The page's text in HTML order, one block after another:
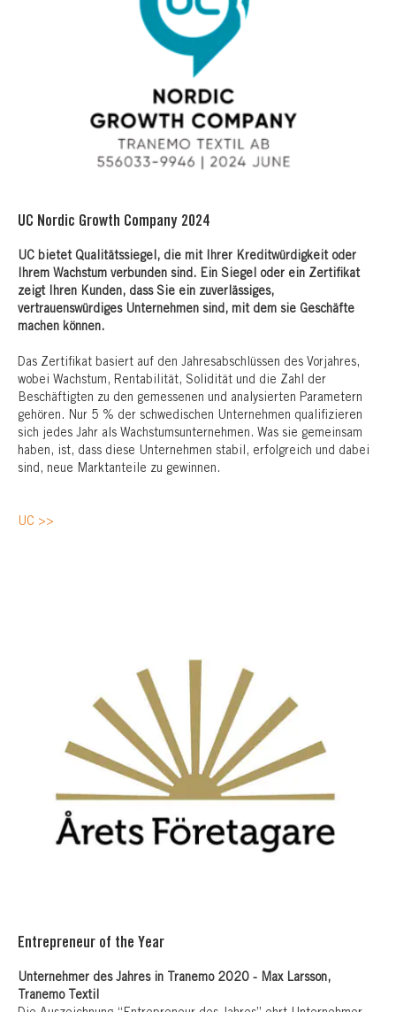
UC Nordic Growth Company 2024
UC bietet Qualitätssiegel, die mit Ihrer Kreditwürdigkeit oder
Ihrem Wachstum verbunden sind. Ein Siegel oder ein Zertifikat
zeigt Ihren Kunden, dass Sie ein zuverlässiges,
vertrauenswürdiges Unternehmen sind, mit dem sie Geschäfte
machen können.
Das Zertifikat basiert auf den Jahresabschlüssen des Vorjahres,
wobei Wachstum, Rentabilität, Solidität und die Zahl der
Beschäftigten zu den gemessenen und analysierten Parametern
gehören. Nur 5 % der schwedischen Unternehmen qualifizieren
sich jedes Jahr als Wachstumsunternehmen. Was sie gemeinsam
haben, ist, dass diese Unternehmen stabil, erfolgreich und dabei
sind, neue Marktanteile zu gewinnen.
UC >>
Entrepreneur of the Year
Unternehmer des Jahres in Tranemo 2020 - Max Larsson,
Tranemo Textil